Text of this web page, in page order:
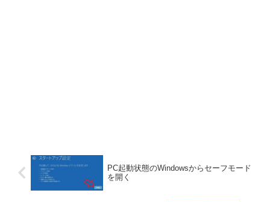
PC起動状態のWindowsからセーフモード
を開く